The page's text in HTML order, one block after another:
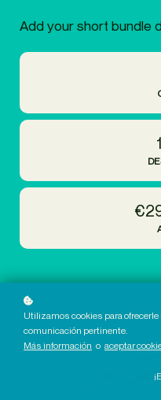
Add your short bundle
Utilizamos cookies para
comunicación pertinente.
Más información o aceptar